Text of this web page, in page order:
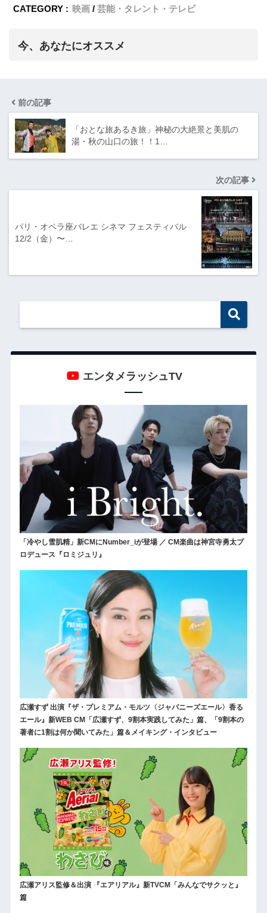
CATEGORY : 映画 芸能・タレント・テレビ
今、あなたにオススメ
前の記事
「おとな旅あるき旅」神秘の大絶景と美肌の
湯・秋の山口の旅！！1…
次の記事
パリ・オペラ座バレエ シネマ フェスティバル
12/2（金）〜…
エンタメラッシュTV
「冷やし雪肌精」新CMにNumber_iが登場 ／ CM楽曲は神宮寺勇太プ
ロデュース『ロミジュリ』
広瀬すず 出演『ザ・プレミアム・モルツ〈ジャパニーズエール〉香る
エール』新WEB CM「広瀬すず、9割本実践してみた」篇、「9割本の
著者に1割は何か聞いてみた」篇＆メイキング・インタビュー
広瀬アリス監修＆出演 『エアリアル』新TVCM「みんなでサクッと』
篇